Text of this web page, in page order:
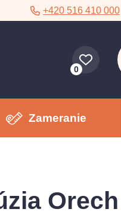
+420 516 410 000
0
Zameranie